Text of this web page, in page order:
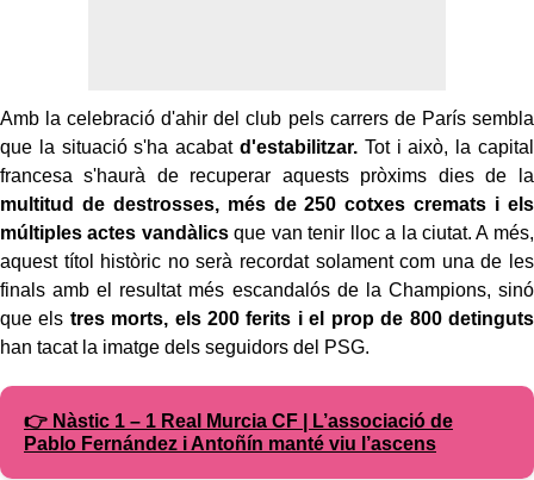
Amb la celebració d'ahir del club pels carrers de París sembla
que la situació s'ha acabat d'estabilitzar.Tot i això, la capital
francesa s'haurà de recuperar aquests pròxims dies de la
multitud de destrosses, més de 250 cotxes cremats i els
múltiples actes vandàlicsque van tenir lloc a la ciutat. A més,
aquest títol històric no serà recordat solament com una de les
finals amb el resultat més escandalós de la Champions, sinó
que els tres morts, els 200 ferits i el prop de 800 detinguts
han tacat la imatge dels seguidors del PSG.
👉 Nàstic 1 – 1 Real Murcia CF | L’associació de
Pablo Fernández i Antoñín manté viu l’ascens